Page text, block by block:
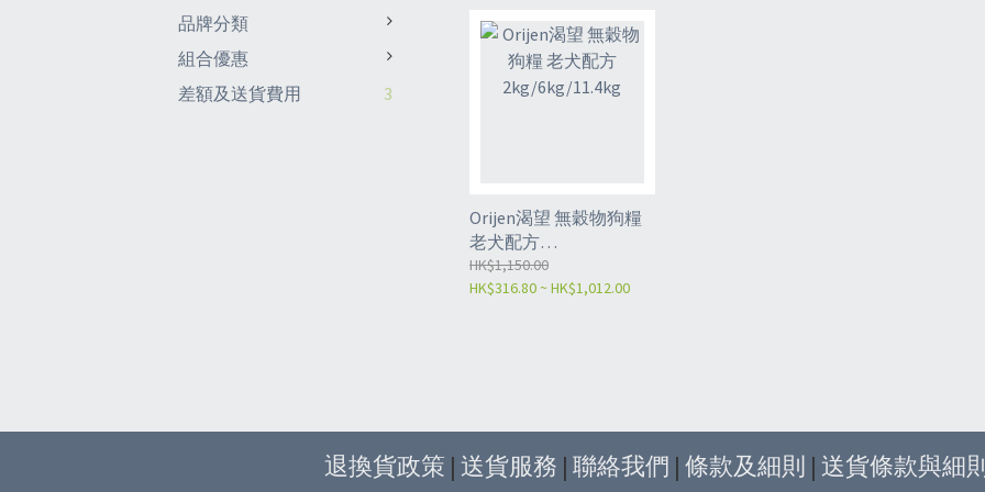
品牌分類
組合優惠
差額及送貨費用
3
Orijen渴望 無穀物狗糧
老犬配方
2kg/6kg/11.4kg
HK$1,150.00
HK$316.80 ~ HK$1,012.00
退換貨政策 | 送貨服務 | 聯絡我們 | 條款及細則 | 送貨條款與細